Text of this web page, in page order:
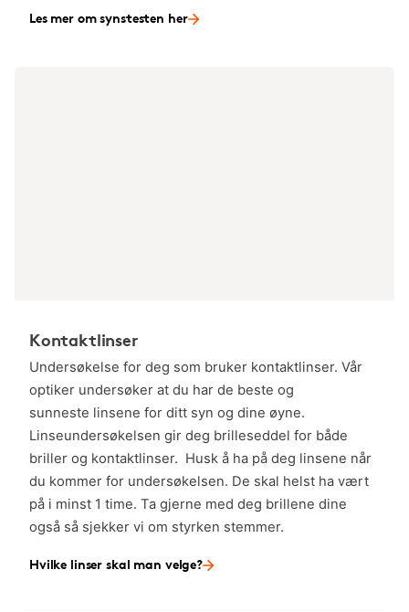
Les mer om synstesten her
Kontaktlinser
Undersøkelse for deg som bruker kontaktlinser. Vår
optiker undersøker at du har de beste og
sunneste linsene for ditt syn og dine øyne.
Linseundersøkelsen gir deg brilleseddel for både
briller og kontaktlinser. Husk å ha på deg linsene når
du kommer for undersøkelsen. De skal helst ha vært
på i minst 1 time. Ta gjerne med deg brillene dine
også så sjekker vi om styrken stemmer.
Hvilke linser skal man velge?